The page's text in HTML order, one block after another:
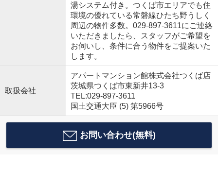
湯システム付き。つくば市エリアでも住
環境の優れている常磐線ひたち野うしく
周辺の物件多数。029-897-3611にご連絡
いただきましたら、スタッフがご希望を
お伺いし、条件に合う物件をご提案いた
します。
取扱会社
アパートマンション館株式会社つくば店
茨城県つくば市東新井13-3
TEL:029-897-3611
国土交通大臣 (5) 第5966号
お問い合わせ(無料)